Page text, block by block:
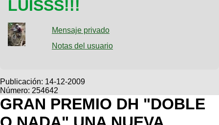
tu foto
Galeria
XC
Viajes
Descenso
SUBÃ
tu
Buscar
Ultimos
Fotos
BicicleterÃ­
as
Bicicletas
Tandem
Videos
Cicloturismo
LUISSS!!!
Mensaje privado
Notas del usuario
Publicación: 14-12-2009
Número: 254642
GRAN PREMIO DH "DOBLE